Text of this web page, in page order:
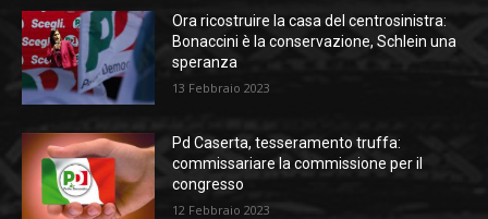
Ora ricostruire la casa del centrosinistra:
Bonaccini è la conservazione, Schlein una
speranza
13 Febbraio 2023
Pd Caserta, tesseramento truffa:
commissariare la commissione per il
congresso
12 Febbraio 2023